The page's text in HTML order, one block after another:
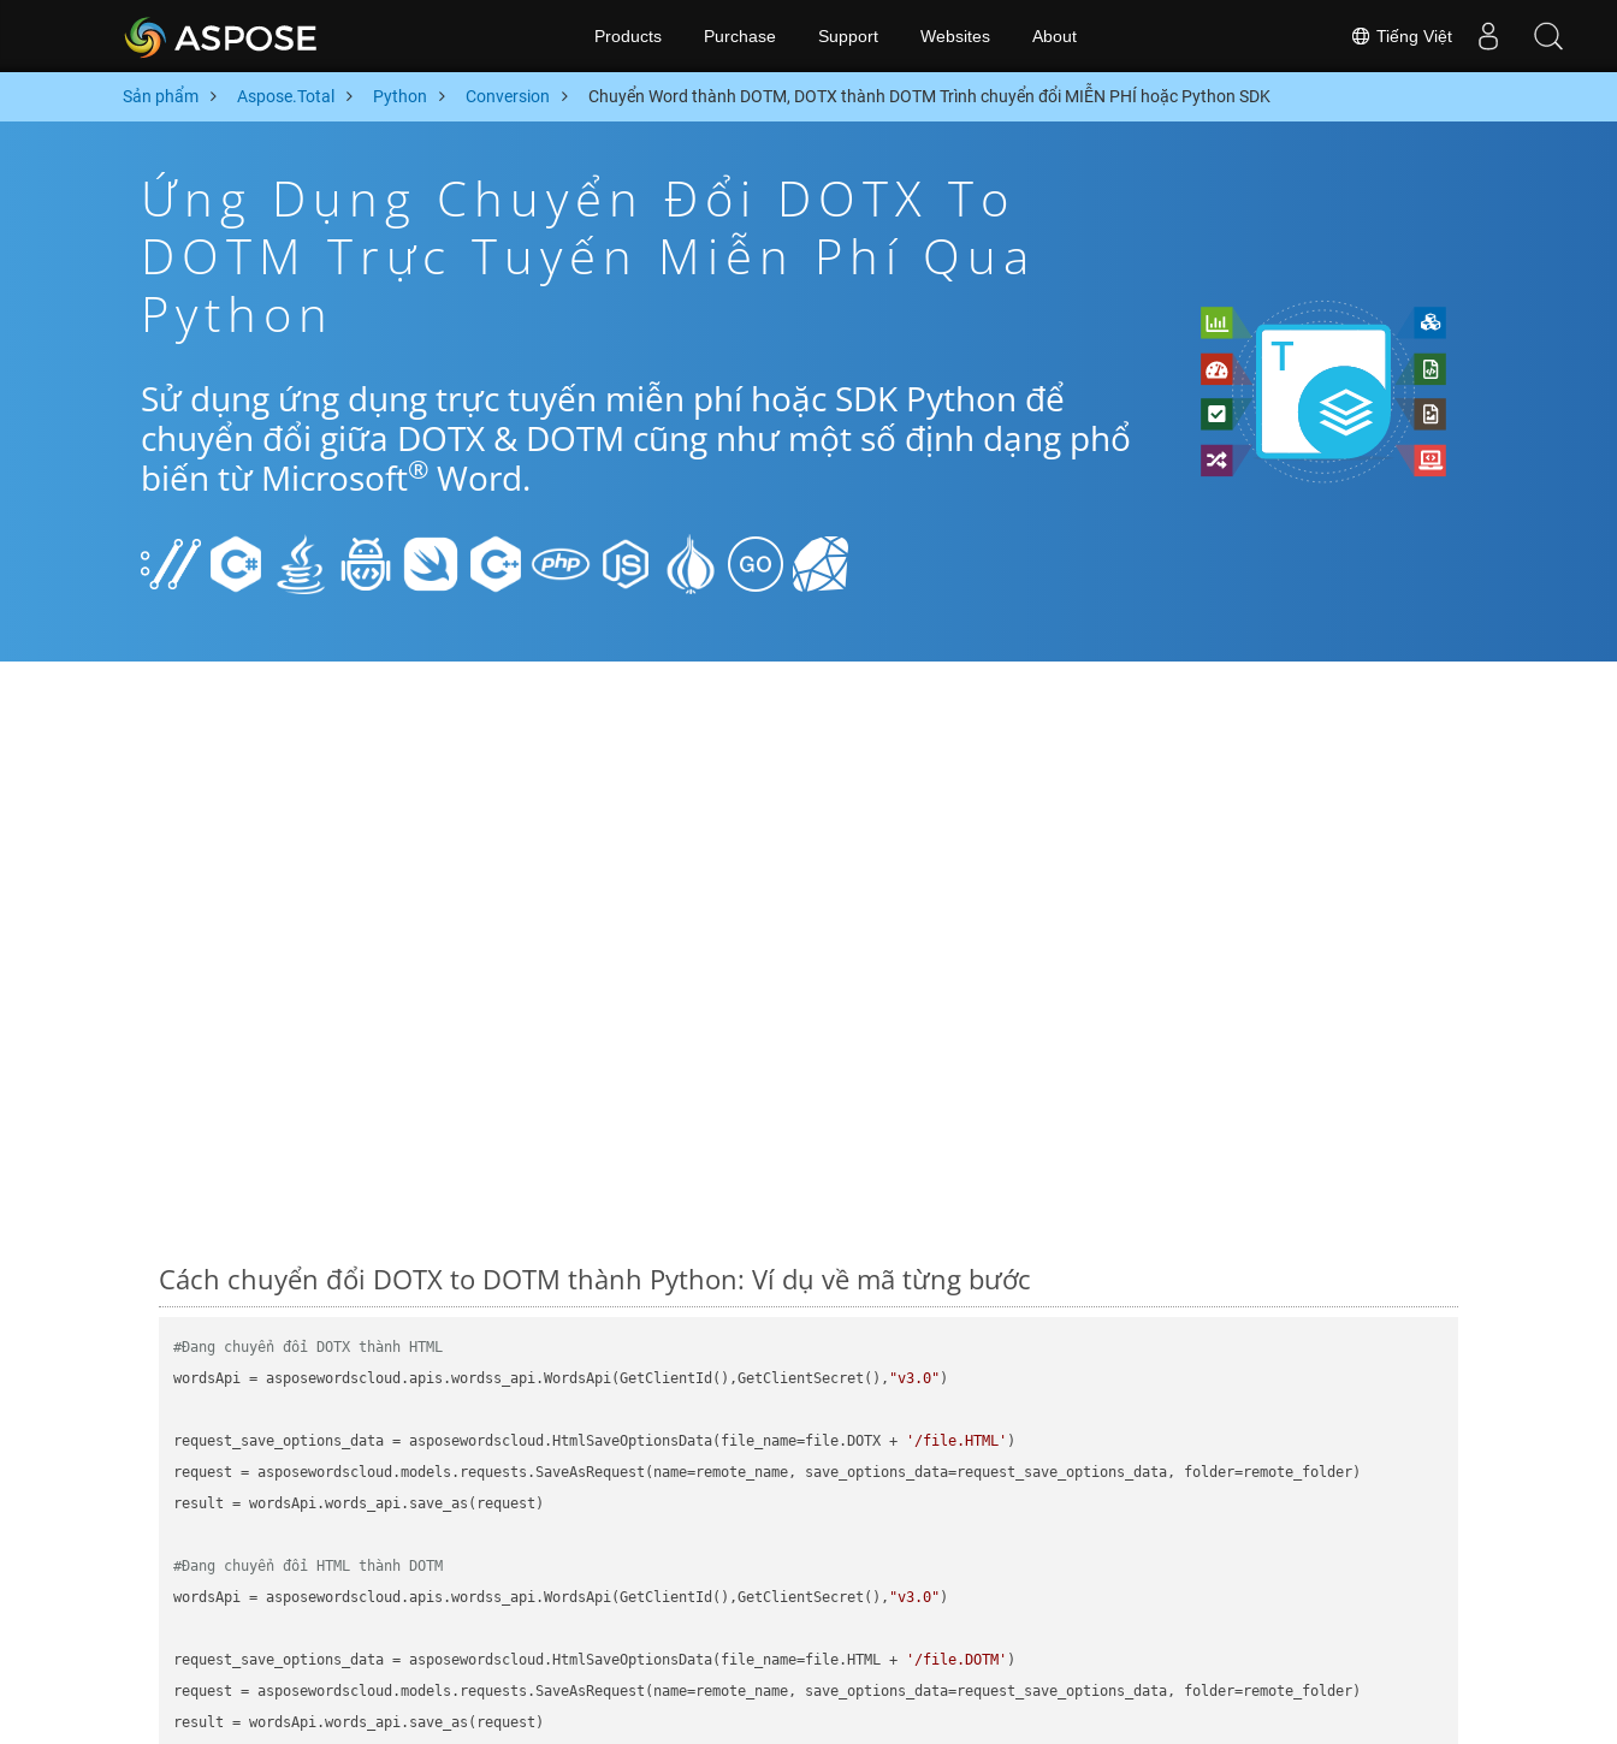
Tiếng Việt
Products Purchase Support Websites About
Sản phẩm Aspose.Total Python Conversion Chuyển Word thành DOTM, DOTX thành DOTM Trình chuyển đổi MIỄN PHÍ hoặc Python SDK
Ứng Dụng Chuyển Đổi DOTX To
DOTM Trực Tuyến Miễn Phí Qua
Python
Sử dụng ứng dụng trực tuyến miễn phí hoặc SDK Python để
chuyển đổi giữa DOTX & DOTM cũng như một số định dạng phổ
biến từ Microsoft® Word.
Cách chuyển đổi DOTX to DOTM thành Python: Ví dụ về mã từng bước
#Đang chuyển đổi DOTX thành HTML
wordsApi = asposewordscloud.apis.wordss_api.WordsApi(GetClientId(),GetClientSecret(), "v3.0" )
request_save_options_data = asposewordscloud.HtmlSaveOptionsData(file_name=file.DOTX + '/file.HTML'
request
result = wordsApi.words_api.save_as(request)
#Đang chuyển đổi HTML thành DOTM
wordsApi = asposewordscloud.apis.wordss_api.WordsApi(GetClientId(),GetClientSecret(), "v3.0" )
request_save_options_data = asposewordscloud.HtmlSaveOptionsData(file_name=file.HTML + '/file.DOTM'
request
result